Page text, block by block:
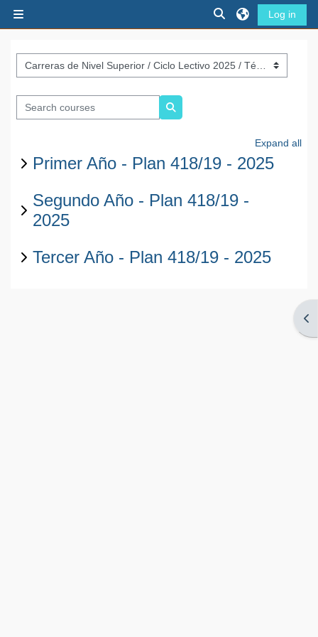
Toggle search input
Log in
Course categories
Search courses
Expand all
Primer Año - Plan 418/19 - 2025
Segundo Año - Plan 418/19 -
2025
Tercer Año - Plan 418/19 - 2025